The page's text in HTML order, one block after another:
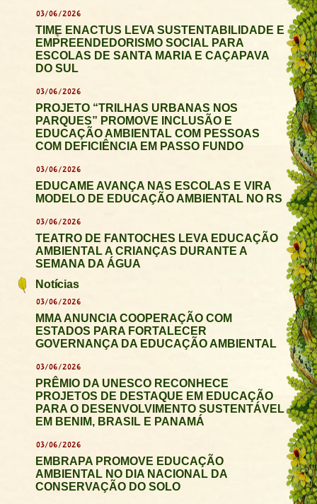
03/06/2026
TIME ENACTUS LEVA SUSTENTABILIDADE E
EMPREENDEDORISMO SOCIAL PARA
ESCOLAS DE SANTA MARIA E CAÇAPAVA
DO SUL
03/06/2026
PROJETO “TRILHAS URBANAS NOS
PARQUES” PROMOVE INCLUSÃO E
EDUCAÇÃO AMBIENTAL COM PESSOAS
COM DEFICIÊNCIA EM PASSO FUNDO
03/06/2026
EDUCAME AVANÇA NAS ESCOLAS E VIRA
MODELO DE EDUCAÇÃO AMBIENTAL NO RS
03/06/2026
TEATRO DE FANTOCHES LEVA EDUCAÇÃO
AMBIENTAL A CRIANÇAS DURANTE A
SEMANA DA ÁGUA
Notícias
03/06/2026
MMA ANUNCIA COOPERAÇÃO COM
ESTADOS PARA FORTALECER
GOVERNANÇA DA EDUCAÇÃO AMBIENTAL
03/06/2026
PRÊMIO DA UNESCO RECONHECE
PROJETOS DE DESTAQUE EM EDUCAÇÃO
PARA O DESENVOLVIMENTO SUSTENTÁVEL
EM BENIM, BRASIL E PANAMÁ
03/06/2026
EMBRAPA PROMOVE EDUCAÇÃO
AMBIENTAL NO DIA NACIONAL DA
CONSERVAÇÃO DO SOLO